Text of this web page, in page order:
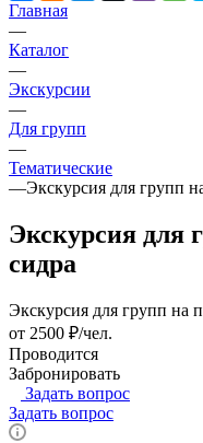
Главная
—
Каталог
—
Экскурсии
—
Для групп
—
Тематические
—Экскурсия для групп
Экскурсия для
сидра
Экскурсия для групп на
от 2500 ₽/чел.
Проводится
Забронировать
Задать вопрос
Задать вопрос